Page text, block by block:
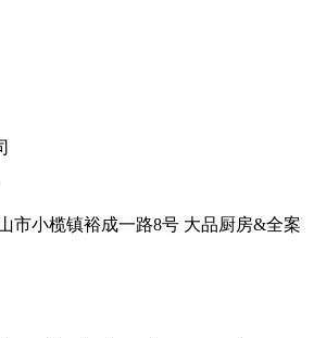
市小榄镇裕成一路8号 大品厨房&全案